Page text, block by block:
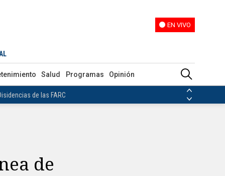
EN VIVO
Salud Programas Opinión
de las FARC
de las FARC
de